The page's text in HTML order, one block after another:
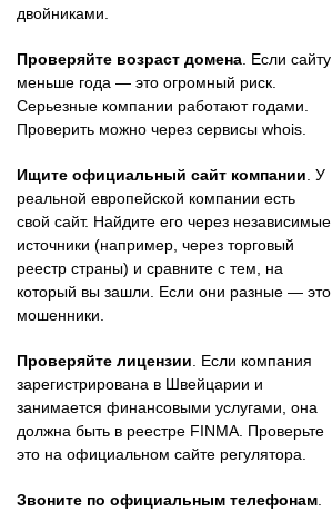
двойниками.
Проверяйте возраст домена . Если сайту
меньше года — это огромный риск.
Серьезные компании работают годами.
Проверить можно через сервисы whois.
Ищите официальный сайт компании . У
реальной европейской компании есть
свой сайт. Найдите его через независимые
источники (например, через торговый
реестр страны) и сравните с тем, на
который вы зашли. Если они разные — это
мошенники.
Проверяйте лицензии . Если компания
зарегистрирована в Швейцарии и
занимается финансовыми услугами, она
должна быть в реестре FINMA. Проверьте
это на официальном сайте регулятора.
Звоните по официальным телефонам